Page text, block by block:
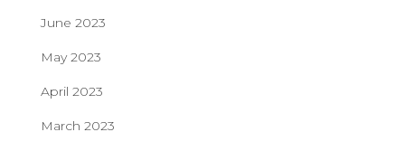
June 2023
May 2023
April 2023
March 2023